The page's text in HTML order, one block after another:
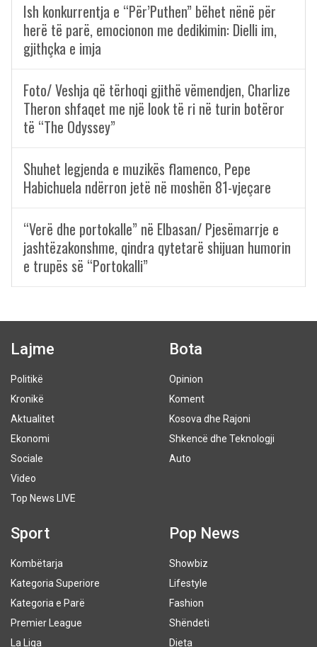
Ish konkurrentja e “Për’Puthen” bëhet nënë për
herë të parë, emocionon me dedikimin: Dielli im,
gjithçka e imja
Foto/ Veshja që tërhoqi gjithë vëmendjen, Charlize
Theron shfaqet me një look të ri në turin botëror
të “The Odyssey”
Shuhet legjenda e muzikës flamenco, Pepe
Habichuela ndërron jetë në moshën 81-vjeçare
“Verë dhe portokalle” në Elbasan/ Pjesëmarrje e
jashtëzakonshme, qindra qytetarë shijuan humorin
e trupës së “Portokalli”
Lajme
Politikë
Kronikë
Aktualitet
Ekonomi
Sociale
Video
Top News LIVE
Bota
Opinion
Koment
Kosova dhe Rajoni
Shkencë dhe Teknologji
Auto
Sport
Kombëtarja
Kategoria Superiore
Kategoria e Parë
Premier League
La Liga
Pop News
Showbiz
Lifestyle
Fashion
Shëndeti
Dieta